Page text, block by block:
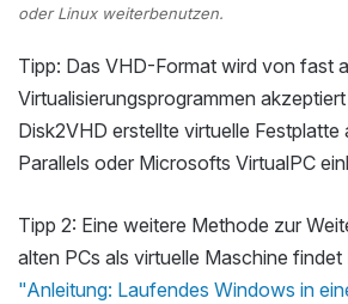
oder Linux weiterbenutzen.
Tipp: Das VHD-Format wird von fast
Virtualisierungsprogrammen
Disk2VHD erstellte virtuelle Festplatte
Parallels oder Microsofts VirtualPC
Tipp 2: Eine weitere Methode zur
alten PCs als virtuelle Maschine findet
"Anleitung: Laufendes Windows in